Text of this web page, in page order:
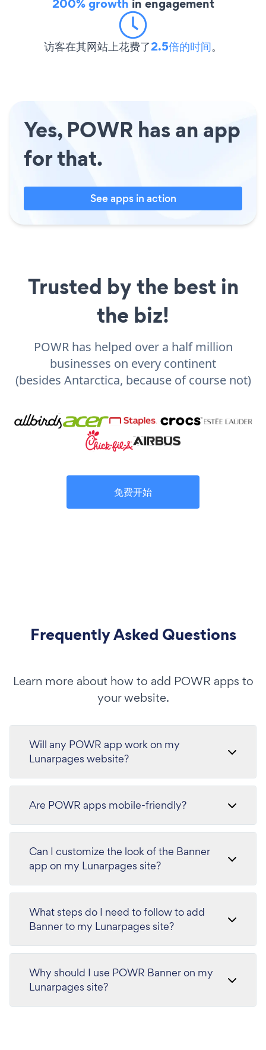
访客在其网站上花费了2.5倍的时间。
Yes, POWR has an app
for that.
See apps in action
Trusted by the best in
the biz!
POWR has helped over a half million
businesses on every continent
(besides Antarctica, because of course not)
免费开始
Frequently Asked Questions
Learn more about how to add POWR apps to
your website.
Will any POWR app work on my
Lunarpages website?
Are POWR apps mobile-friendly?
Can I customize the look of the Banner
app on my Lunarpages site?
What steps do I need to follow to add
Banner to my Lunarpages site?
Why should I use POWR Banner on my
Lunarpages site?